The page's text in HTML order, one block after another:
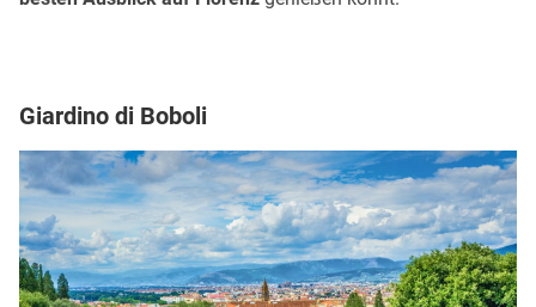
Giardino di Boboli